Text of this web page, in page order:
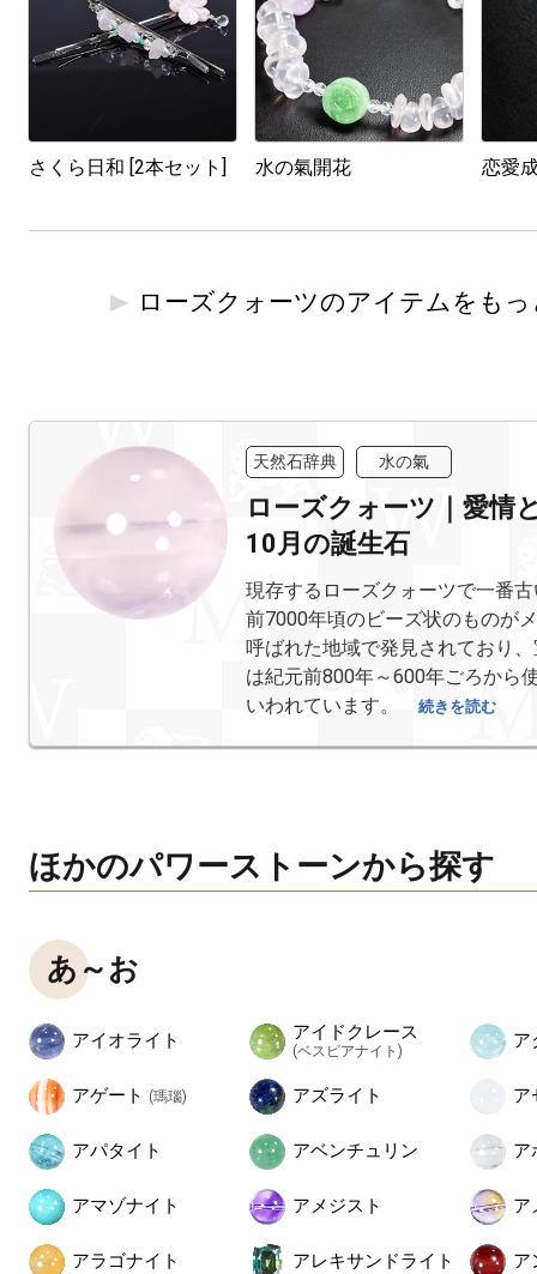
さくら日和 [2本セット] 水の氣開花 恋愛
ローズクォーツのアイテムをも
天然石辞典 水の氣
ローズクォーツ｜愛情
10月の誕生石
現存するローズクォーツで一番
前7000年頃のビーズ状のものが
呼ばれた地域で発見されており
は紀元前800年～600年ごろから
いわれています。
続きを読む
ほかのパワーストーンから探す
あ～お
アイオライト アイドクレース
(ベスビアナイト) ア
アゲート (瑪瑙) アズライト ア
アパタイト アベンチュリン ア
アマゾナイト アメジスト ア
アラゴナイト アレキサンドライト ア